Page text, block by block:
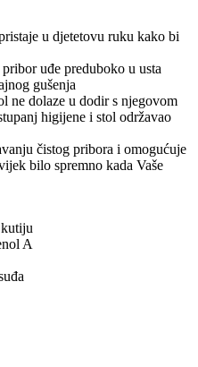
u djetetovu ruku kako bi
uđe preduboko u usta
gušenja
ne dolaze u dodir s njegovom
higijene i stol održavao
čistog pribora i omogućuje
bilo spremno kada Vaše
A